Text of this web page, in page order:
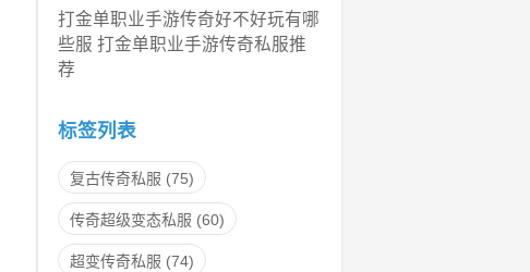
打金单职业手游传奇好不好玩有哪
些服 打金单职业手游传奇私服推
荐
标签列表
复古传奇私服 (75)
传奇超级变态私服 (60)
超变传奇私服 (74)